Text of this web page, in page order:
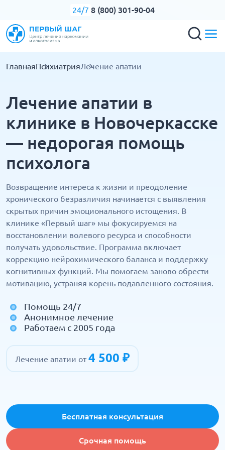
24/7 8 (800) 301-90-04
ГлавнаяПсихиатрияЛечение апатии
Лечение апатии в
клинике в Новочеркасске
— недорогая помощь
психолога
Возвращение интереса к жизни и преодоление
хронического безразличия начинается с выявления
скрытых причин эмоционального истощения. В
клинике «Первый шаг» мы фокусируемся на
восстановлении волевого ресурса и способности
получать удовольствие. Программа включает
коррекцию нейрохимического баланса и поддержку
когнитивных функций. Мы помогаем заново обрести
мотивацию, устраняя корень подавленного состояния.
Помощь 24/7
Анонимное лечение
Работаем с 2005 года
Лечение апатии от4 500 ₽
Бесплатная консультация
Срочная помощь